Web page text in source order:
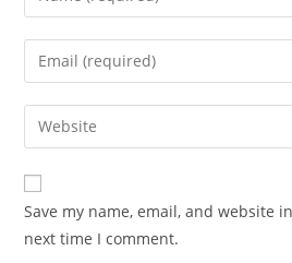
Save my name, email, and website
next time I comment.